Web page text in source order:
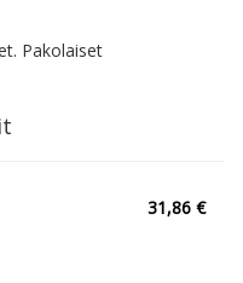
Pakolaiset
31,86 €